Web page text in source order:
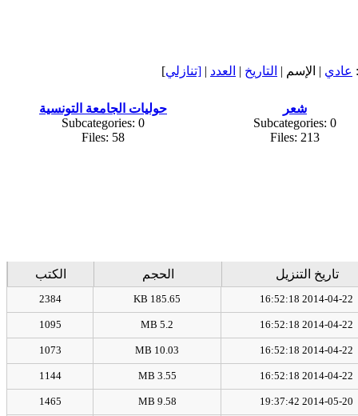
عادي | الإسم | التاريخ | العدد | [تنازلي]
شعر
Subcategories: 0
Files: 213
حوليات الجامعة التونسية
Subcategories: 0
Files: 58
تاريخ التنزيل الحجم الكتب
2014-04-22 16:52:18
185.65 KB
2384
2014-04-22 16:52:18
5.2 MB
1095
2014-04-22 16:52:18
10.03 MB
1073
2014-04-22 16:52:18
3.55 MB
1144
2014-05-20 19:37:42
9.58 MB
1465